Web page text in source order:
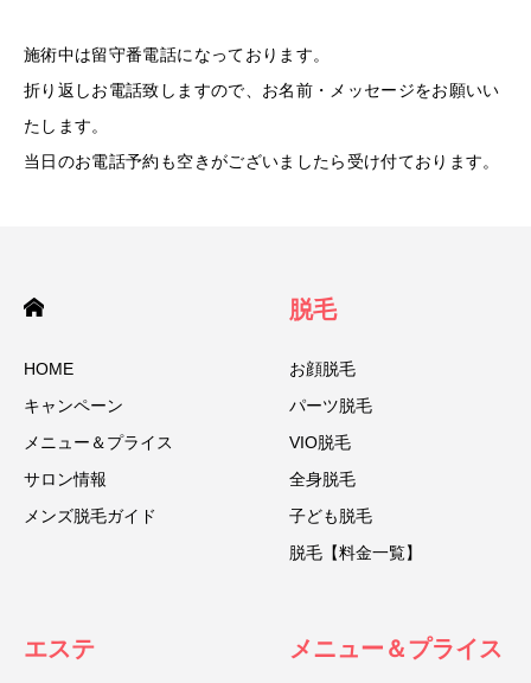
施術中は留守番電話になっております。
折り返しお電話致しますので、お名前・メッセージをお願いい
たします。
当日のお電話予約も空きがございましたら受け付ております。
HOME
キャンペーン
メニュー＆プライス
サロン情報
メンズ脱毛ガイド
脱毛
お顔脱毛
パーツ脱毛
VIO脱毛
全身脱毛
子ども脱毛
脱毛【料金一覧】
エステ メニュー＆プライス